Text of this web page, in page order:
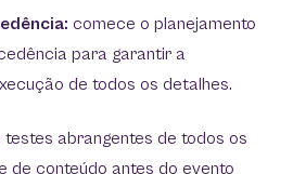
comece o planejamento
para garantir a
de todos os detalhes.
testes abrangentes de todos os
de conteúdo antes do evento